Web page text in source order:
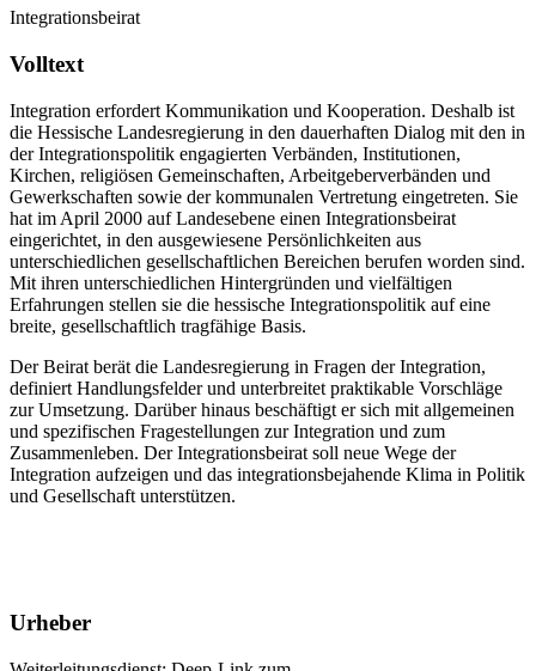
Integrationsbeirat
Volltext
Integration erfordert Kommunikation und Kooperation. Deshalb ist
die Hessische Landesregierung in den dauerhaften Dialog mit den in
der Integrationspolitik engagierten Verbänden, Institutionen,
Kirchen, religiösen Gemeinschaften, Arbeitgeberverbänden und
Gewerkschaften sowie der kommunalen Vertretung eingetreten. Sie
hat im April 2000 auf Landesebene einen Integrationsbeirat
eingerichtet, in den ausgewiesene Persönlichkeiten aus
unterschiedlichen gesellschaftlichen Bereichen berufen worden sind.
Mit ihren unterschiedlichen Hintergründen und vielfältigen
Erfahrungen stellen sie die hessische Integrationspolitik auf eine
breite, gesellschaftlich tragfähige Basis.
Der Beirat berät die Landesregierung in Fragen der Integration,
definiert Handlungsfelder und unterbreitet praktikable Vorschläge
zur Umsetzung. Darüber hinaus beschäftigt er sich mit allgemeinen
und spezifischen Fragestellungen zur Integration und zum
Zusammenleben. Der Integrationsbeirat soll neue Wege der
Integration aufzeigen und das integrationsbejahende Klima in Politik
und Gesellschaft unterstützen.
Urheber